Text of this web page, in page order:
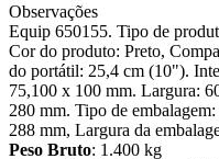
Observações
Equip 650155. Tipo de
Cor do produto: Preto,
do portátil: 25,4 cm (10").
75,100 x 100 mm. Largura:
280 mm. Tipo de
288 mm, Largura da
Peso Bruto: 1.400 kg